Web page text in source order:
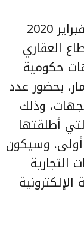
تبدأ وزارة الإسكان اليوم الأحد 23 فبراير 2020
العقاري
حكومية
بحضور عدد
وذلك
أطلقتها
أولى. وسيكون
التجارية